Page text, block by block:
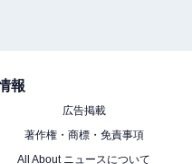
報
広告掲載
著作権・商標・免責事項
All About ニュースについて